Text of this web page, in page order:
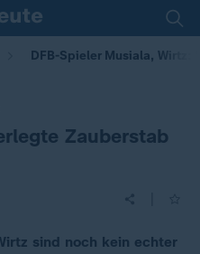
DFB-Spieler Musiala,
Zauberstab
sind noch kein echter